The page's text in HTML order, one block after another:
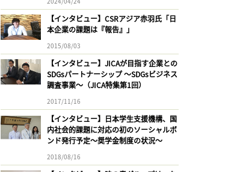
【インタビュー】CSRアジア赤羽氏「日
本企業の課題は『報告』」
2015/08/03
【インタビュー】JICAが目指す企業との
SDGsパートナーシップ 〜SDGsビジネス
調査事業〜（JICA特集第1回）
2017/11/16
【インタビュー】日本学生支援機構、国
内社会的課題に対応の初のソーシャルボ
ンド発行予定〜奨学金制度の状況〜
2018/08/16